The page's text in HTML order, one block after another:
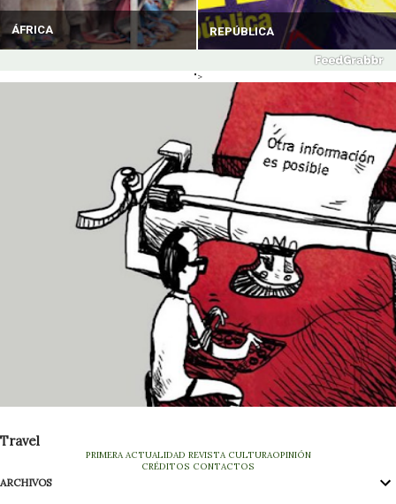
ÁFRICA REPÚBLICA
">
Travel
PRIMERA ACTUALIDAD REVISTA CULTURAOPINIÓN
CRÉDITOS CONTACTOS
ARCHIVOS